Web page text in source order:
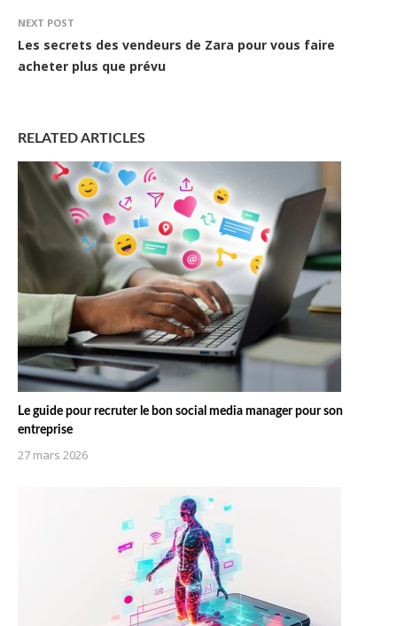
NEXT POST
Les secrets des vendeurs de Zara pour vous faire
acheter plus que prévu
RELATED ARTICLES
Le guide pour recruter le bon social media manager pour son
entreprise
27 mars 2026